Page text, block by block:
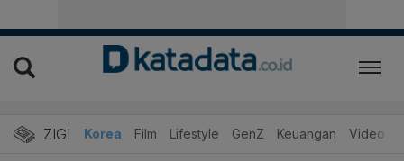
ZIGI
Hits Korea Film Lifestyle GenZ Keuangan Video